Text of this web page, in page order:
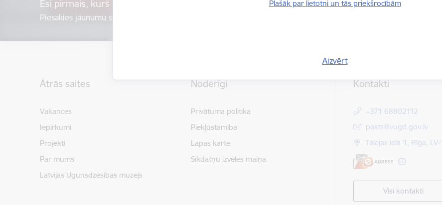
Plašāk par lietotni un tās priekšrocībām
Aizvērt
Esi pirmais, kurš uzzina!
Piesakies jaunumu saņemšanai savā e-pastā.
Ātrās saites
Vakances
Iepirkumi
Projekti
Par mums
Latvijas Ugunsdzēsības muzejs
Noderīgi
Privātuma politika
Piekļūstamība
Lapas karte
Sīkdatņu izvēles maiņa
Kontakti
+371 68802112
E-pasts:
pasts@vugd.gov.lv
Talejas iela 1, Rīga,
Visi kontakti